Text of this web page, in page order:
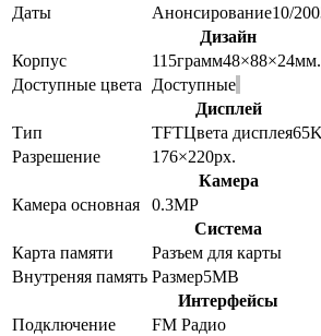
Даты
Анонсирование10/
Дизайн
Корпус
115грамм48×88×24мм.
Доступные цвета Доступные
Дисплей
Тип
TFTЦвета дисплея
Разрешение
176×220px.
Камера
Камера основная
0.3MP
Система
Карта памяти
Разъем для карты
Внутреняя память Размер5MB
Интерфейсы
Подключение
FM Радио